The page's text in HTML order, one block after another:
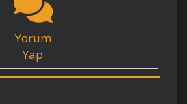
Yorum
Yap